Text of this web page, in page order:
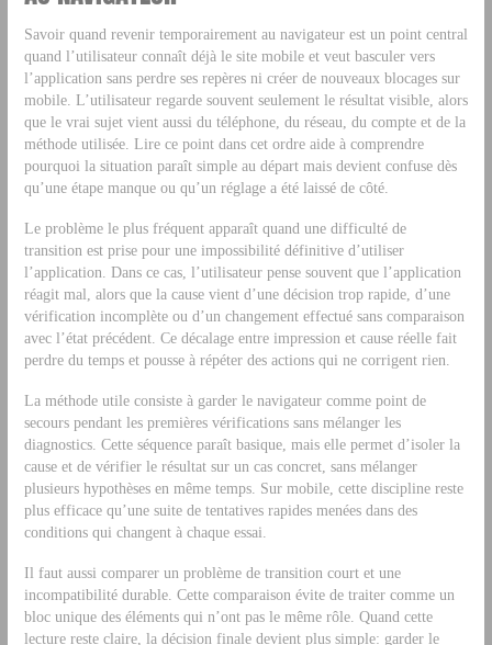
Savoir quand revenir temporairement au navigateur est un point central
quand l’utilisateur connaît déjà le site mobile et veut basculer vers
l’application sans perdre ses repères ni créer de nouveaux blocages sur
mobile. L’utilisateur regarde souvent seulement le résultat visible, alors
que le vrai sujet vient aussi du téléphone, du réseau, du compte et de la
méthode utilisée. Lire ce point dans cet ordre aide à comprendre
pourquoi la situation paraît simple au départ mais devient confuse dès
qu’une étape manque ou qu’un réglage a été laissé de côté.
Le problème le plus fréquent apparaît quand une difficulté de
transition est prise pour une impossibilité définitive d’utiliser
l’application. Dans ce cas, l’utilisateur pense souvent que l’application
réagit mal, alors que la cause vient d’une décision trop rapide, d’une
vérification incomplète ou d’un changement effectué sans comparaison
avec l’état précédent. Ce décalage entre impression et cause réelle fait
perdre du temps et pousse à répéter des actions qui ne corrigent rien.
La méthode utile consiste à garder le navigateur comme point de
secours pendant les premières vérifications sans mélanger les
diagnostics. Cette séquence paraît basique, mais elle permet d’isoler la
cause et de vérifier le résultat sur un cas concret, sans mélanger
plusieurs hypothèses en même temps. Sur mobile, cette discipline reste
plus efficace qu’une suite de tentatives rapides menées dans des
conditions qui changent à chaque essai.
Il faut aussi comparer un problème de transition court et une
incompatibilité durable. Cette comparaison évite de traiter comme un
bloc unique des éléments qui n’ont pas le même rôle. Quand cette
lecture reste claire, la décision finale devient plus simple: garder le